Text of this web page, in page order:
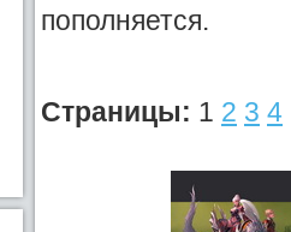
пополняется.
Страницы: 1 2 3 4